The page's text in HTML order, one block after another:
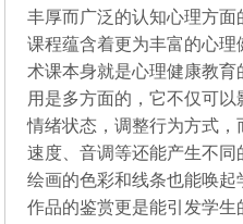
丰厚而广泛的认知心理方
课程蕴含着更为丰富的心
术课本身就是心理健康教
用是多方面的，它不仅可
情绪状态，调整行为方式，
速度、音调等还能产生不
绘画的色彩和线条也能唤
作品的鉴赏更是能引发学